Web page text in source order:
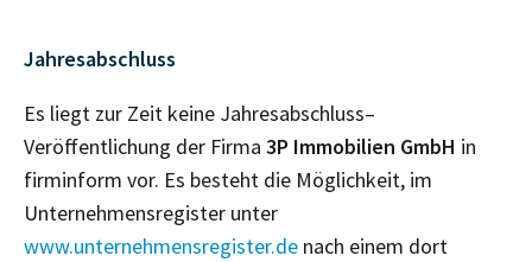
Jahresabschluss
Es liegt zur Zeit keine Jahresabschluss–
Veröffentlichung der Firma 3P Immobilien GmbH in
firminform vor. Es besteht die Möglichkeit, im
Unternehmensregister unter
www.unternehmensregister.de nach einem dort